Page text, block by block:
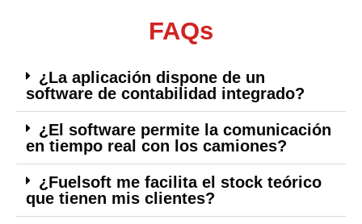
FAQs
¿La aplicación dispone de un
software de contabilidad integrado?
¿El software permite la comunicación
en tiempo real con los camiones?
¿Fuelsoft me facilita el stock teórico
que tienen mis clientes?